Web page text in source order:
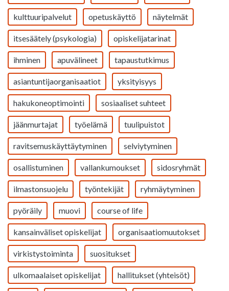
kulttuuripalvelut opetuskäyttö näytelmät
itsesäätely (psykologia) opiskelijatarinat
ihminen apuvälineet tapaustutkimus
asiantuntijaorganisaatiot yksityisyys
hakukoneoptimointi sosiaaliset suhteet
jäänmurtajat työelämä tuulipuistot
ravitsemuskäyttäytyminen selviytyminen
osallistuminen vallankumoukset sidosryhmät
ilmastonsuojelu työntekijät ryhmäytyminen
pyöräily muovi course of life
kansainväliset opiskelijat organisaatiomuutokset
virkistystoiminta suositukset
ulkomaalaiset opiskelijat hallitukset (yhteisöt)